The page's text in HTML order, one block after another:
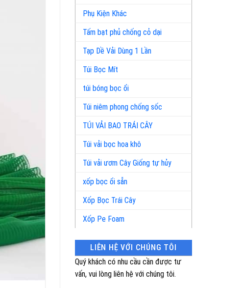
Phụ Kiện Khác
Tấm bạt phủ chống cỏ dại
Tạp Dề Vải Dùng 1 Lần
Túi Bọc Mít
túi bóng bọc ổi
Túi niêm phong chống sốc
TÚI VẢI BAO TRÁI CÂY
Túi vải bọc hoa khô
Túi vải ươm Cây Giống tự hủy
xốp bọc ổi sẵn
Xốp Bọc Trái Cây
Xốp Pe Foam
LIÊN HỆ VỚI CHÚNG TÔI
Quý khách có nhu cầu cần được tư
vấn, vui lòng liên hệ với chúng tôi.